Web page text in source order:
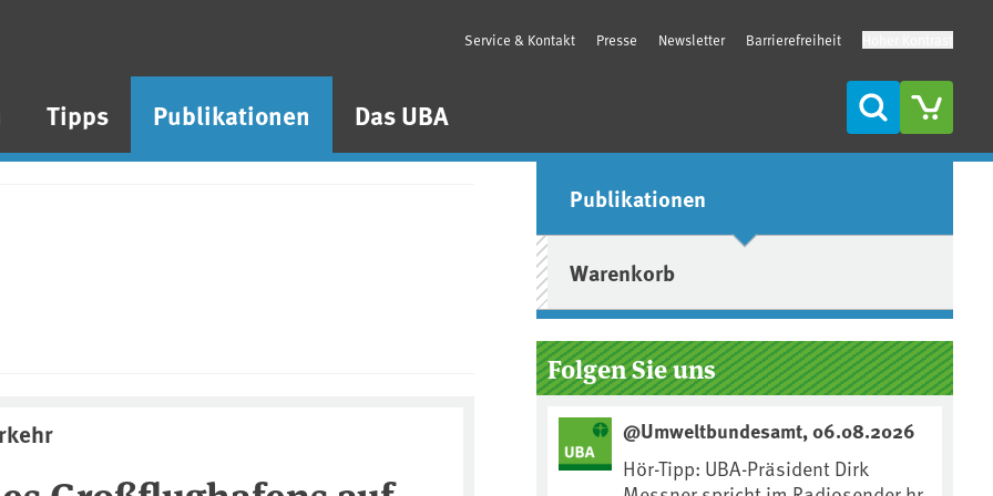
Tipps Publikationen Das UBA
Service & Kontakt Presse Newsletter Barrierefreiheit
Suche
Seitenleiste
Publikationen
Warenkorb
Folgen Sie uns
@Umweltbundesamt, 06.08.2026
Hör-Tipp: UBA-Präsident Dirk